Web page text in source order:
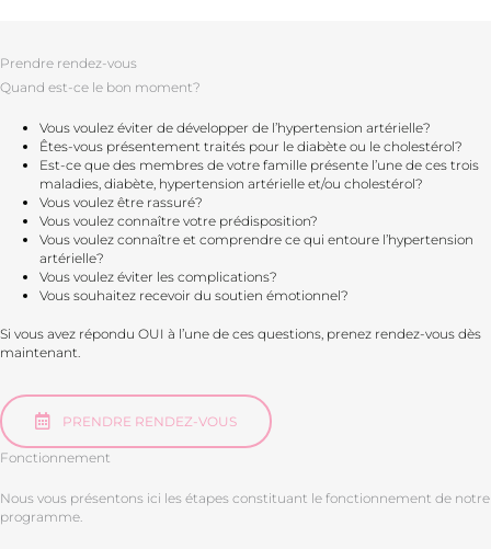
Prendre rendez-vous
Quand est-ce le bon moment?
Vous voulez éviter de développer de l’hypertension artérielle?
Êtes-vous présentement traités pour le diabète ou le cholestérol?
Est-ce que des membres de votre famille présente l’une de ces trois
maladies, diabète, hypertension artérielle et/ou cholestérol?
Vous voulez être rassuré?
Vous voulez connaître votre prédisposition?
Vous voulez connaître et comprendre ce qui entoure l’hypertension
artérielle?
Vous voulez éviter les complications?
Vous souhaitez recevoir du soutien émotionnel?
Si vous avez répondu OUI à l’une de ces questions, prenez rendez-vous dès
maintenant.
PRENDRE RENDEZ-VOUS
Fonctionnement
Nous vous présentons ici les étapes constituant le fonctionnement de notre
programme.